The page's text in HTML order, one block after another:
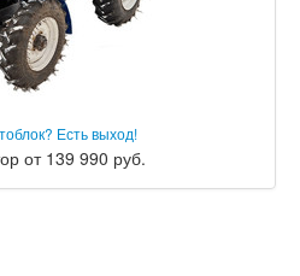
Есть выход!
от 139 990 руб.